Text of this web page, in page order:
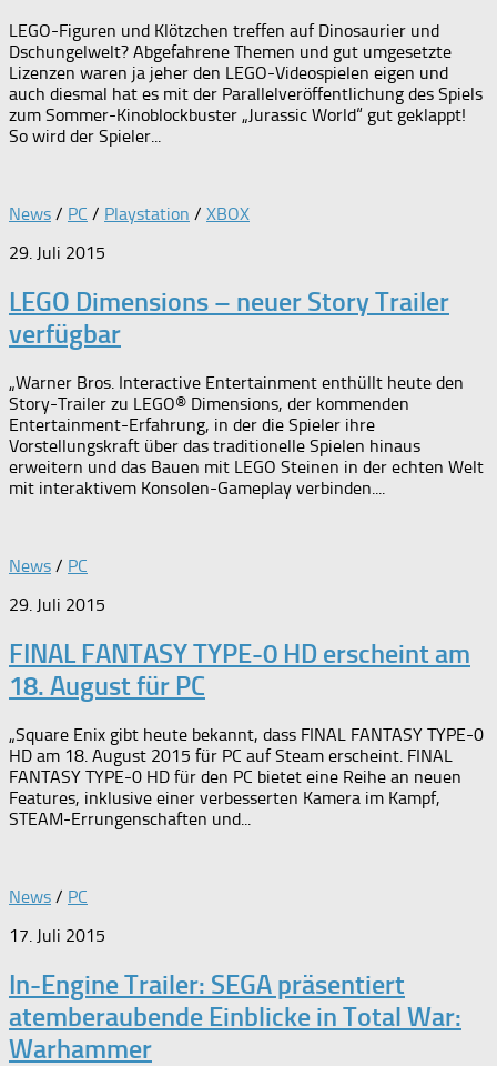
LEGO-Figuren und Klötzchen treffen auf Dinosaurier und
Dschungelwelt? Abgefahrene Themen und gut umgesetzte
Lizenzen waren ja jeher den LEGO-Videospielen eigen und
auch diesmal hat es mit der Parallelveröffentlichung des Spiels
zum Sommer-Kinoblockbuster „Jurassic World“ gut geklappt!
So wird der Spieler...
News / PC / Playstation / XBOX
29. Juli 2015
LEGO Dimensions – neuer Story Trailer
verfügbar
„Warner Bros. Interactive Entertainment enthüllt heute den
Story-Trailer zu LEGO® Dimensions, der kommenden
Entertainment-Erfahrung, in der die Spieler ihre
Vorstellungskraft über das traditionelle Spielen hinaus
erweitern und das Bauen mit LEGO Steinen in der echten Welt
mit interaktivem Konsolen-Gameplay verbinden....
News / PC
29. Juli 2015
FINAL FANTASY TYPE-0 HD erscheint am
18. August für PC
„Square Enix gibt heute bekannt, dass FINAL FANTASY TYPE-0
HD am 18. August 2015 für PC auf Steam erscheint. FINAL
FANTASY TYPE-0 HD für den PC bietet eine Reihe an neuen
Features, inklusive einer verbesserten Kamera im Kampf,
STEAM-Errungenschaften und...
News / PC
17. Juli 2015
In-Engine Trailer: SEGA präsentiert
atemberaubende Einblicke in Total War:
Warhammer